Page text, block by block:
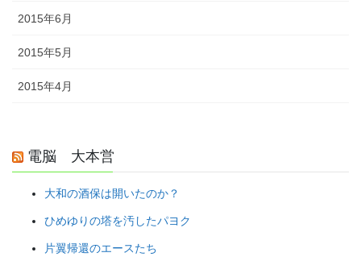
2015年6月
2015年5月
2015年4月
電脳 大本営
大和の酒保は開いたのか？
ひめゆりの塔を汚したパヨク
片翼帰還のエースたち